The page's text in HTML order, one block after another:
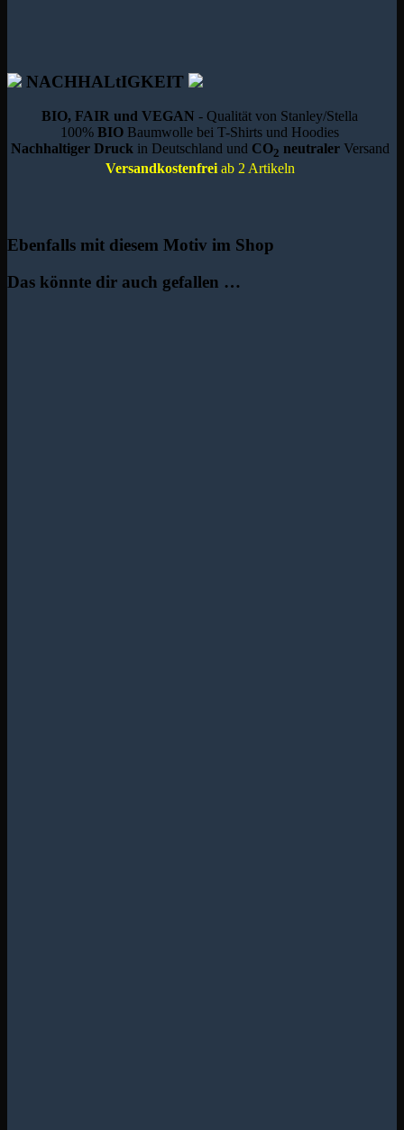
NACHHALtIGKEIT
BIO, FAIR und VEGAN - Qualität von Stanley/Stella
100%BIO Baumwolle bei T-Shirts und Hoodies
Nachhaltiger Druck in Deutschland und CO2 neutraler Versand
Versandkostenfreiab 2 Artikeln
Ebenfalls mit diesem Motiv im Shop
Das könnte dir auch gefallen …